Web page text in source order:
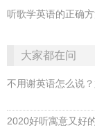
听歌学英语的正确
大家都在问
不用谢英语怎么说
2020好听寓意又好